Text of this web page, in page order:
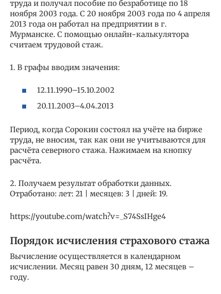
труда и получал пособие по безработице по 18
ноября 2003 года. С 20 ноября 2003 года по 4 апреля
2013 года он работал на предприятии в г.
Мурманске. С помощью онлайн-калькулятора
считаем трудовой стаж.
1. В графы вводим значения:
12.11.1990–15.10.2002
20.11.2003–4.04.2013
Период, когда Сорокин состоял на учёте на бирже
труда, не вносим, так как они не учитываются для
расчёта северного стажа. Нажимаем на кнопку
расчёта.
2. Получаем результат обработки данных.
Отработано: лет: 21 | месяцев: 3 | дней: 19.
https://youtube.com/watch?v=_S74SsIHge4
Порядок исчисления страхового стажа
Вычисление осуществляется в календарном
исчислении. Месяц равен 30 дням, 12 месяцев –
году.